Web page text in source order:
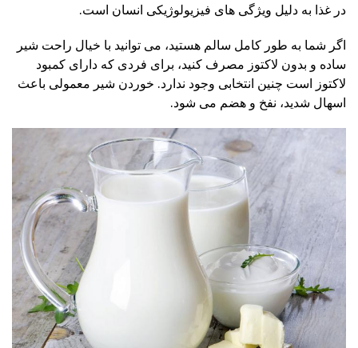
در غذا به دلیل ویژگی های فیزیولوژیکی انسان است.
اگر شما به طور کامل سالم هستید، می توانید با خیال راحت شیر
ساده و بدون لاکتوز مصرف کنید، برای فردی که دارای کمبود
لاکتوز است چنین انتخابی وجود ندارد. خوردن شیر معمولی باعث
اسهال شدید، نفخ و هضم می شود.